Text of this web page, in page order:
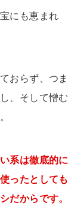
にも恵まれ
おらず、つま
、そして憎む
系は徹底的に
ったとしても
だからです。